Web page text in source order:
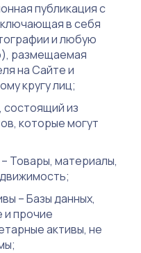
публикация с
в себя
и любую
размещаемая
на Сайте и
кругу лиц;
состоящий из
которые могут
Товары, материалы,
– Базы данных,
прочие
активы, не